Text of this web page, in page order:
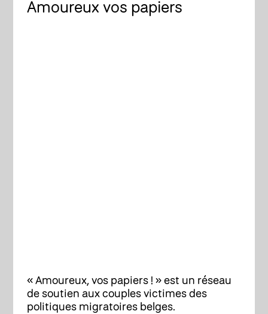
Amoureux vos papiers
« Amoureux, vos papiers ! » est un réseau
de soutien aux couples victimes des
politiques migratoires belges.